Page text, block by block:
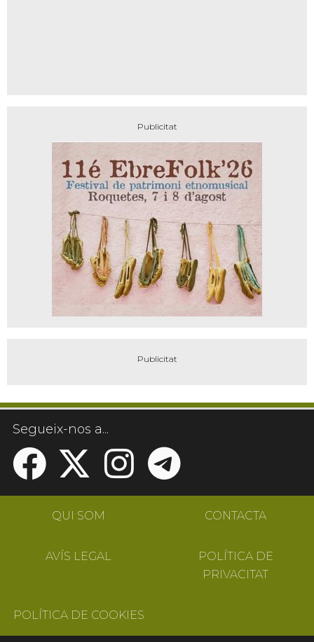
Segueix-nos a...
QUI SOM CONTACTA
AVÍS LEGAL
POLÍTICA DE
PRIVACITAT
POLÍTICA DE COOKIES